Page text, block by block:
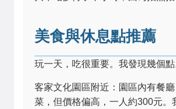
美食與休息點推薦
玩一天，吃很重要。我發現幾個點
客家文化園區附近：園區內有餐
菜，但價格偏高，一人約300元。